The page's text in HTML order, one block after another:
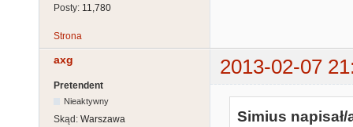
Posty: 11,780
Strona
axg 2013-02-07
Pretendent
Nieaktywny
Skąd: Warszawa
Simius napisał/